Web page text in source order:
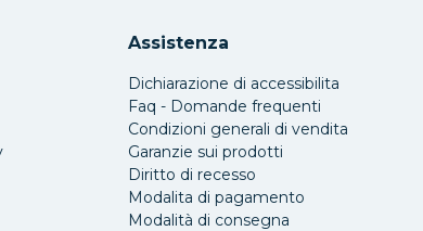
Assistenza
Dichiarazione di accessibilita
Faq - Domande frequenti
Condizioni generali di vendita
Garanzie sui prodotti
Diritto di recesso
Modalita di pagamento
Modalità di consegna